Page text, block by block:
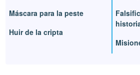
Máscara para la peste
Huir de la cripta